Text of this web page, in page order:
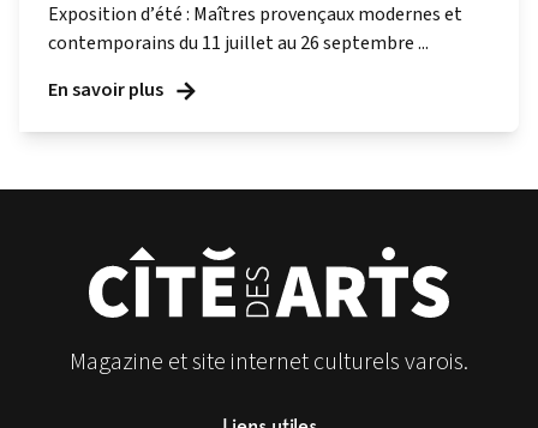
Exposition d’été : Maîtres provençaux modernes et
contemporains du 11 juillet au 26 septembre ...
En savoir plus
Magazine et site internet culturels varois.